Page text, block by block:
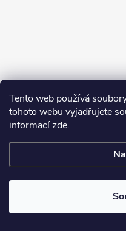
Tento web používá
tohoto webu vyjadřujete
informacízde.
Sledovat na
Copyright 2026